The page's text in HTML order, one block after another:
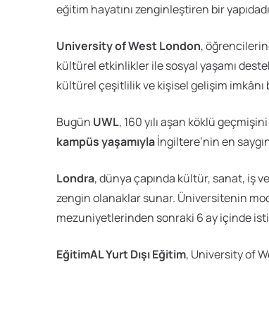
eğitim hayatını zenginleştiren bir
University of West London,
kültürel etkinlikler ile sosyal yaşamı
kültürel çeşitlilik ve kişisel gelişim imkânı
Bugün UWL, 160 yılı aşan köklü
kampüs yaşamıylaİngiltere’nin en
Londra, dünya çapında kültür, sanat, iş
zengin olanaklar sunar. Üniversitenin
mezuniyetlerinden sonraki 6 ay içinde
EğitimAL Yurt Dışı Eğitim, University of